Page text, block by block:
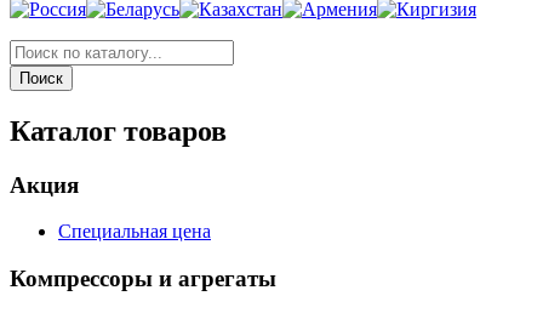
Каталог товаров
Акция
Специальная цена
Компрессоры и агрегаты